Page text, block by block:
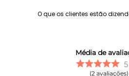
O que os clientes estão
Média de
2 avaliações